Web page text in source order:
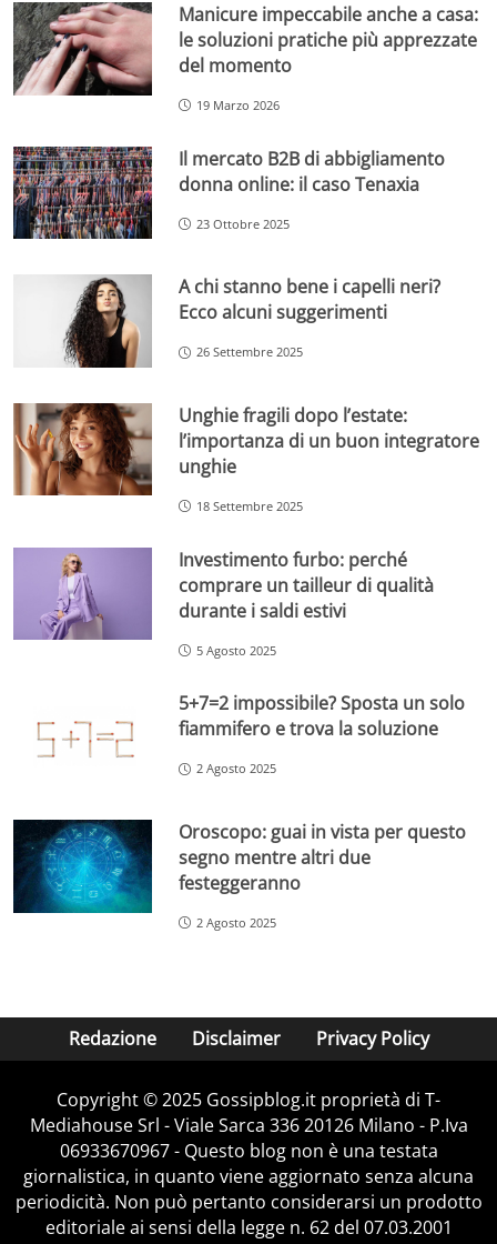
Manicure impeccabile anche a casa:
le soluzioni pratiche più apprezzate
del momento
19 Marzo 2026
Il mercato B2B di abbigliamento
donna online: il caso Tenaxia
23 Ottobre 2025
A chi stanno bene i capelli neri?
Ecco alcuni suggerimenti
26 Settembre 2025
Unghie fragili dopo l’estate:
l’importanza di un buon integratore
unghie
18 Settembre 2025
Investimento furbo: perché
comprare un tailleur di qualità
durante i saldi estivi
5 Agosto 2025
5+7=2 impossibile? Sposta un solo
fiammifero e trova la soluzione
2 Agosto 2025
Oroscopo: guai in vista per questo
segno mentre altri due
festeggeranno
2 Agosto 2025
Redazione Disclaimer Privacy Policy
Copyright © 2025 Gossipblog.it proprietà di T-
Mediahouse Srl - Viale Sarca 336 20126 Milano - P.Iva
06933670967 - Questo blog non è una testata
giornalistica, in quanto viene aggiornato senza alcuna
periodicità. Non può pertanto considerarsi un prodotto
editoriale ai sensi della legge n. 62 del 07.03.2001